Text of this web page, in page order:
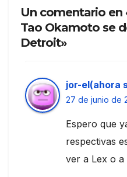
Un comentario en
Tao Okamoto se
Detroit»
jor-el(ahora
27 de junio de
Espero que
respectivas
ver a Lex o a